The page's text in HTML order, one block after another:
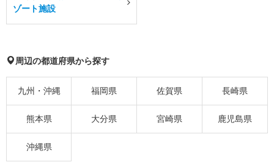
ゾート施設
周辺の都道府県から探す
九州・沖縄 福岡県 佐賀県 長崎県
熊本県 大分県 宮崎県 鹿児島県
沖縄県